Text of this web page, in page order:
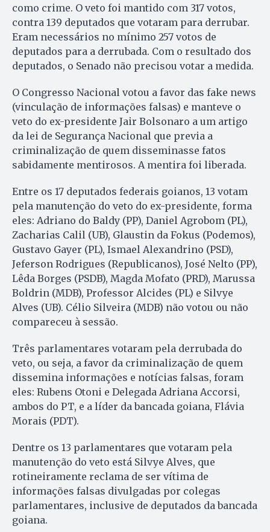
como crime. O veto foi mantido com 317 votos,
contra 139 deputados que votaram para derrubar.
Eram necessários no mínimo 257 votos de
deputados para a derrubada. Com o resultado dos
deputados, o Senado não precisou votar a medida.
O Congresso Nacional votou a favor das fake news
(vinculação de informações falsas) e manteve o
veto do ex-presidente Jair Bolsonaro a um artigo
da lei de Segurança Nacional que previa a
criminalização de quem disseminasse fatos
sabidamente mentirosos. A mentira foi liberada.
Entre os 17 deputados federais goianos, 13 votam
pela manutenção do veto do ex-presidente, forma
eles: Adriano do Baldy (PP), Daniel Agrobom (PL),
Zacharias Calil (UB), Glaustin da Fokus (Podemos),
Gustavo Gayer (PL), Ismael Alexandrino (PSD),
Jeferson Rodrigues (Republicanos), José Nelto (PP),
Lêda Borges (PSDB), Magda Mofato (PRD), Marussa
Boldrin (MDB), Professor Alcides (PL) e Silvye
Alves (UB). Célio Silveira (MDB) não votou ou não
compareceu à sessão.
Três parlamentares votaram pela derrubada do
veto, ou seja, a favor da criminalização de quem
dissemina informações e notícias falsas, foram
eles: Rubens Otoni e Delegada Adriana Accorsi,
ambos do PT, e a líder da bancada goiana, Flávia
Morais (PDT).
Dentre os 13 parlamentares que votaram pela
manutenção do veto está Silvye Alves, que
rotineiramente reclama de ser vítima de
informações falsas divulgadas por colegas
parlamentares, inclusive de deputados da bancada
goiana.